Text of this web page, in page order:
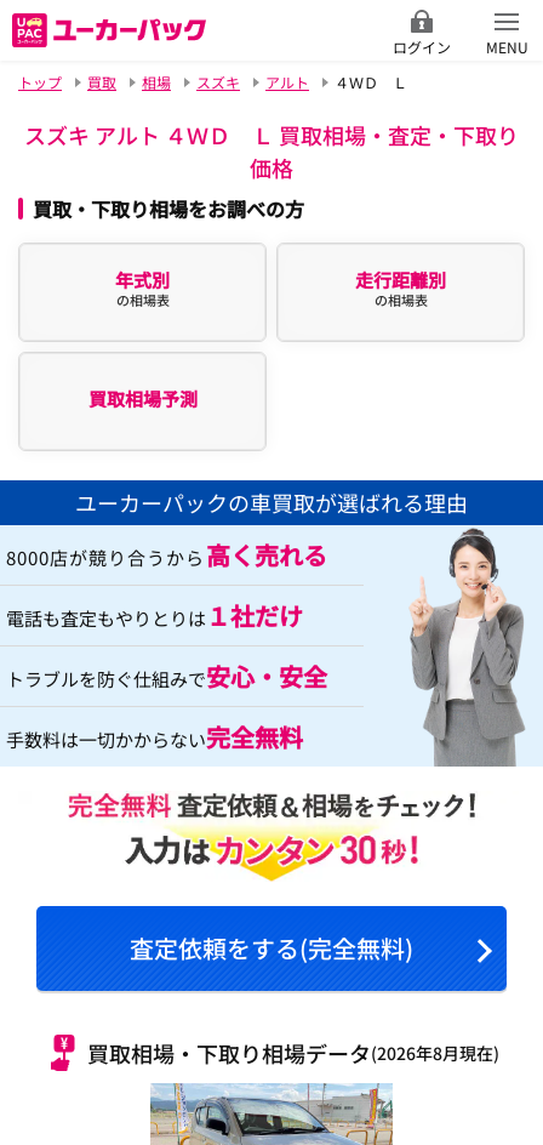
ログイン
MENU
トップ
買取 相場 スズキ アルト ４ＷＤ Ｌ
スズキ アルト ４ＷＤ Ｌ 買取相場・査定・下取り
価格
買取・下取り相場をお調べの方
年式別
の相場表
走行距離別
の相場表
買取相場予測
ユーカーパックの車買取が選ばれる理由
8000店が競り合うから 高く売れる
電話も査定もやりとりは １社だけ
トラブルを防ぐ仕組みで安心・安全
手数料は一切かからない完全無料
査定依頼をする(完全無料)
買取相場・下取り相場データ(2026年8月現在)